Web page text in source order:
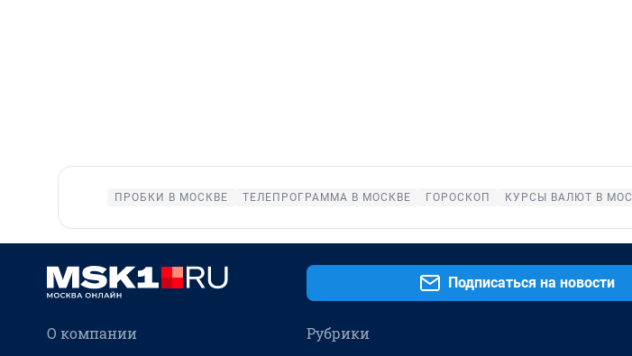
ПРОБКИ В МОСКВЕ ТЕЛЕПРОГРАММА В МОСКВЕ ГОРОСКОП КУРСЫ ВАЛЮТ В
Подписаться на новости
О компании Рубрики